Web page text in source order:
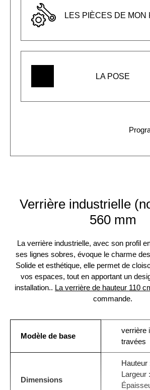
LES PIÈCES DE MON
LA POSE
Verrière industrielle
560 mm
La verrière industrielle, avec son profil
ses lignes sobres, évoque le charme
Solide et esthétique, elle permet de
vos espaces, tout en apportant un
installation.. La verrière de hauteur 110
commande.
Modèle de base
verrière
travées
Dimensions
Hauteur
Largeur